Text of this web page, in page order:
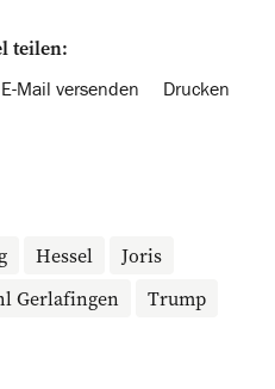
teilen:
Mail versenden Drucken
Hessel
Joris
Gerlafingen
Trump